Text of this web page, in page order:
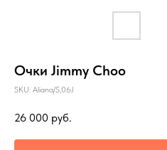
Очки Jimmy Choo
SKU: Aliana/S,06J
26 000 руб.